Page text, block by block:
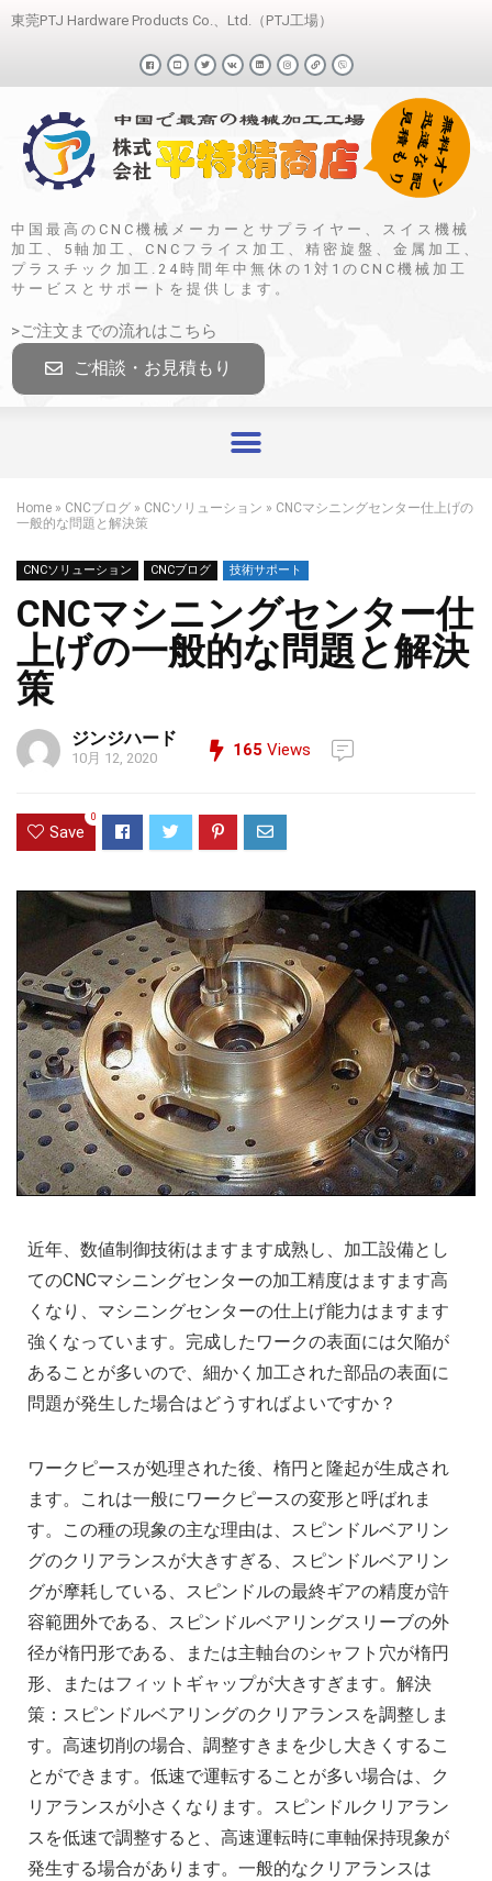
東莞PTJ Hardware Products Co.、Ltd.（PTJ工場）
中国最高のCNC機械メーカーとサプライヤー、スイス機械
加工、5軸加工、CNCフライス加工、精密旋盤、金属加工、
プラスチック加工.24時間年中無休の1対1のCNC機械加工
サービスとサポートを提供します。
>ご注文までの流れはこちら
ご相談・お見積もり
Home » CNCブログ » CNCソリューション » CNCマシニングセンター仕上げの
一般的な問題と解決策
CNCソリューション CNCブログ 技術サポート
CNCマシニングセンター仕
上げの一般的な問題と解決
策
ジンジハード
10月 12, 2020 165 Views
Save
0
近年、数値制御技術はますます成熟し、加工設備とし
てのCNCマシニングセンターの加工精度はますます高
くなり、マシニングセンターの仕上げ能力はますます
強くなっています。完成したワークの表面には欠陥が
あることが多いので、細かく加工された部品の表面に
問題が発生した場合はどうすればよいですか？
ワークピースが処理された後、楕円と隆起が生成され
ます。これは一般にワークピースの変形と呼ばれま
す。この種の現象の主な理由は、スピンドルベアリン
グのクリアランスが大きすぎる、スピンドルベアリン
グが摩耗している、スピンドルの最終ギアの精度が許
容範囲外である、スピンドルベアリングスリーブの外
径が楕円形である、または主軸台のシャフト穴が楕円
形、またはフィットギャップが大きすぎます。解決
策：スピンドルベアリングのクリアランスを調整しま
す。高速切削の場合、調整すきまを少し大きくするこ
とができます。低速で運転することが多い場合は、ク
リアランスが小さくなります。スピンドルクリアラン
スを低速で調整すると、高速運転時に車軸保持現象が
発生する場合があります。一般的なクリアランスは